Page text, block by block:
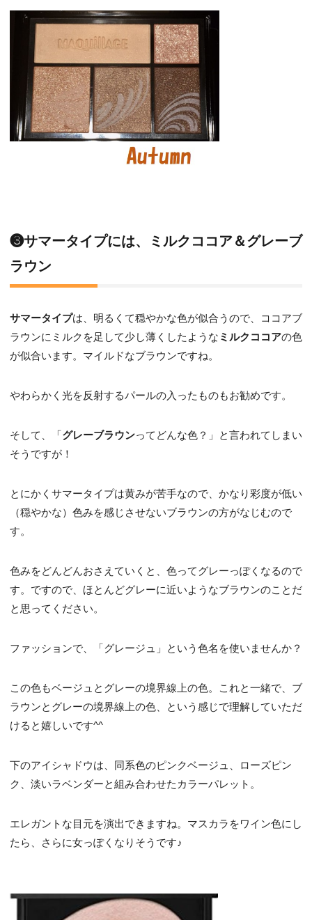
❸サマータイプには、ミルクココア＆グレーブ
ラウン
サマータイプは、明るくて穏やかな色が似合うので、ココアブ
ラウンにミルクを足して少し薄くしたような ミルクココアの色
が似合います。マイルドなブラウンですね。
やわらかく光を反射するパールの入ったものもお勧めです。
そして、「 グレーブラウンってどんな色？」と言われてしまい
そうですが！
とにかくサマータイプは黄みが苦手なので、かなり彩度が低い
（穏やかな）色みを感じさせないブラウンの方がなじむので
す。
色みをどんどんおさえていくと、色ってグレーっぽくなるので
す。ですので、ほとんどグレーに近いようなブラウンのことだ
と思ってください。
ファッションで、「グレージュ」という色名を使いませんか？
この色もベージュとグレーの境界線上の色。これと一緒で、ブ
ラウンとグレーの境界線上の色、という感じで理解していただ
けると嬉しいです^^
下のアイシャドウは、同系色のピンクベージュ、ローズピン
ク、淡いラベンダーと組み合わせたカラーパレット。
エレガントな目元を演出できますね。マスカラをワイン色にし
たら、さらに女っぽくなりそうです♪